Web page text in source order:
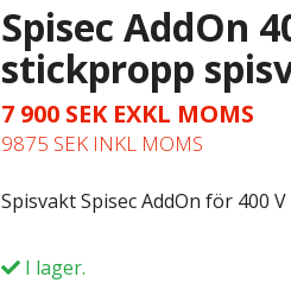
Spisec AddOn
stickpropp
7 900 SEK EXKL MOMS
9875 SEK INKL MOMS
Spisvakt Spisec AddOn för 400
I lager.